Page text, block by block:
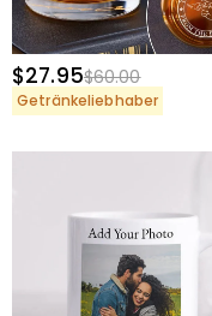
$27.95$60.00
Getränkeliebhaber